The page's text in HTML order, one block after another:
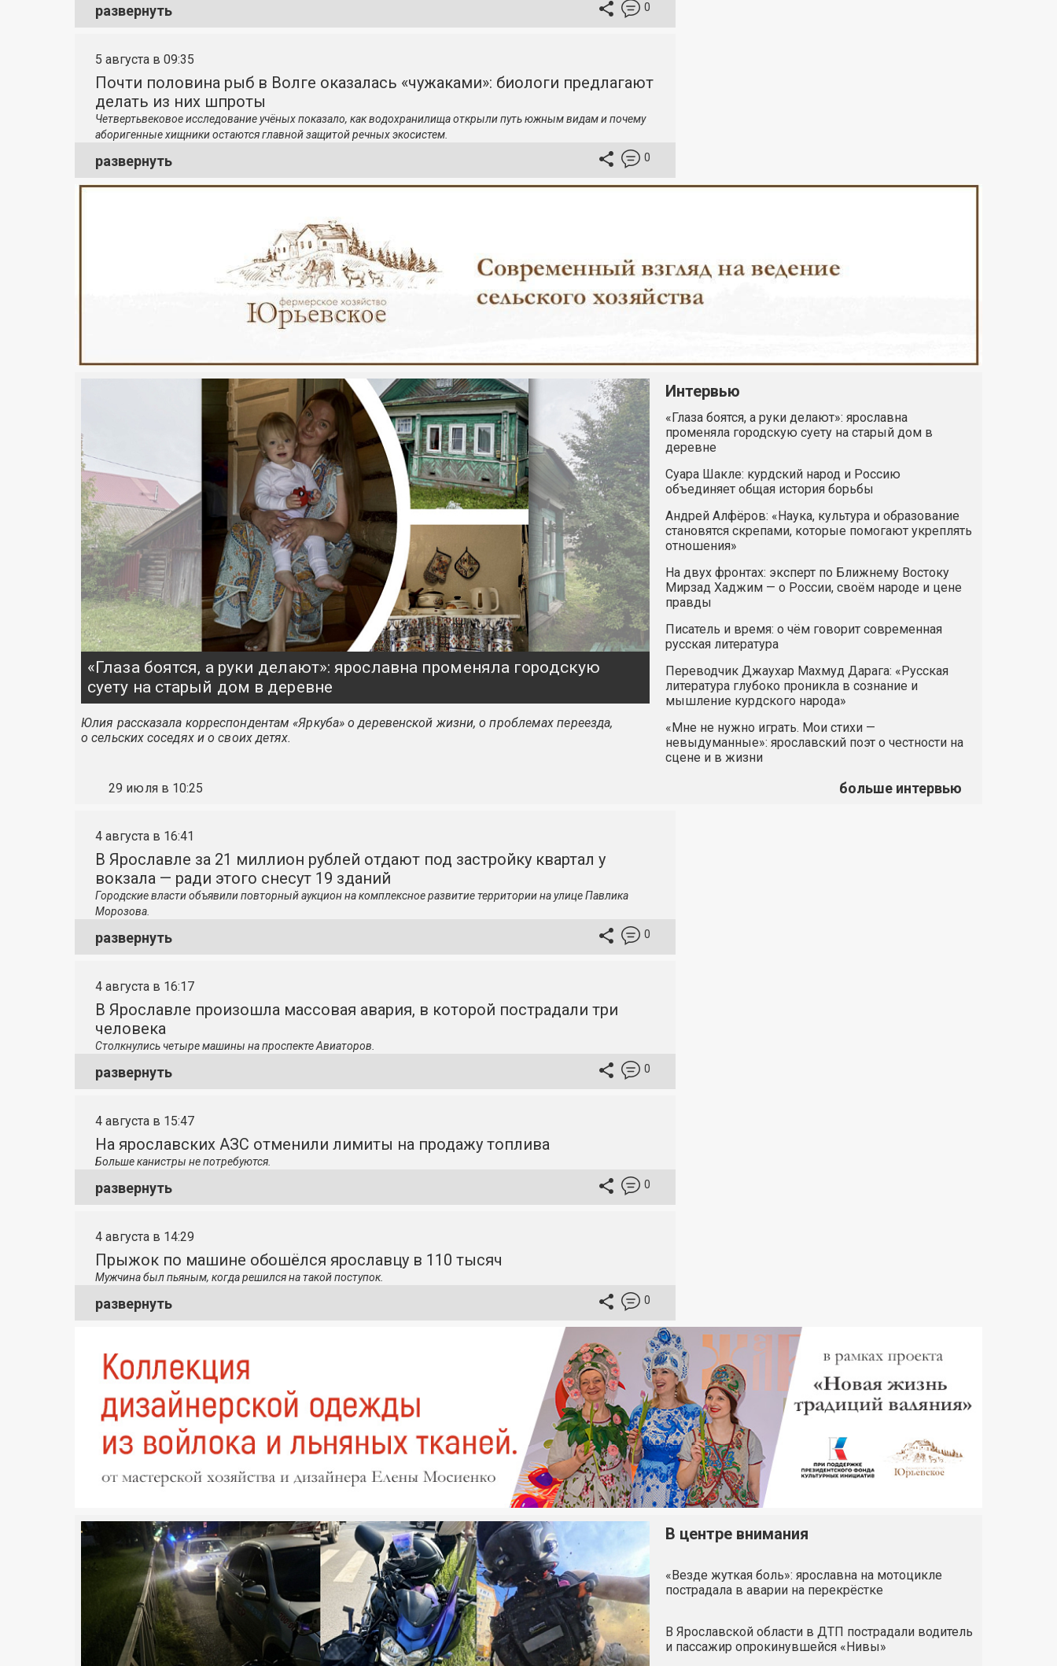
развернуть 0
5 августа в 09:35
Почти половина рыб в Волге оказалась «чужаками»: биологи предлагают
делать из них шпроты
Четвертьвековое исследование учёных показало, как водохранилища открыли путь южным видам и почему
аборигенные хищники остаются главной защитой речных экосистем.
развернуть 0
«Глаза боятся, а руки делают»: ярославна променяла городскую
суету на старый дом в деревне
Юлия рассказала корреспондентам «Яркуба» о деревенской жизни, о проблемах переезда,
о сельских соседях и о своих детях.
29 июля в 10:25
Интервью
«Глаза боятся, а руки делают»: ярославна
променяла городскую суету на старый дом в
деревне
Суара Шакле: курдский народ и Россию
объединяет общая история борьбы
Андрей Алфёров: «Наука, культура и образование
становятся скрепами, которые помогают укреплять
отношения»
На двух фронтах: эксперт по Ближнему Востоку
Мирзад Хаджим — о России, своём народе и цене
правды
Писатель и время: о чём говорит современная
русская литература
Переводчик Джаухар Махмуд Дарага: «Русская
литература глубоко проникла в сознание и
мышление курдского народа»
«Мне не нужно играть. Мои стихи —
невыдуманные»: ярославский поэт о честности на
сцене и в жизни
больше интервью
4 августа в 16:41
В Ярославле за 21 миллион рублей отдают под застройку квартал у
вокзала — ради этого снесут 19 зданий
Городские власти объявили повторный аукцион на комплексное развитие территории на улице Павлика
Морозова.
развернуть 0
4 августа в 16:17
В Ярославле произошла массовая авария, в которой пострадали три
человека
Столкнулись четыре машины на проспекте Авиаторов.
развернуть 0
4 августа в 15:47
На ярославских АЗС отменили лимиты на продажу топлива
Больше канистры не потребуются.
развернуть 0
4 августа в 14:29
Прыжок по машине обошёлся ярославцу в 110 тысяч
Мужчина был пьяным, когда решился на такой поступок.
развернуть 0
В центре внимания
«Везде жуткая боль»: ярославна на мотоцикле
пострадала в аварии на перекрёстке
В Ярославской области в ДТП пострадали водитель
и пассажир опрокинувшейся «Нивы»